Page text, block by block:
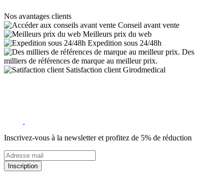
Nos avantages clients
Conseil avant vente
Meilleurs prix du web
Expedition sous 24/48h
Des
milliers de références de marque au meilleur prix.
Satisfaction client Girodmedical
Inscrivez-vous à la newsletter et profitez de 5% de réduction
Inscription